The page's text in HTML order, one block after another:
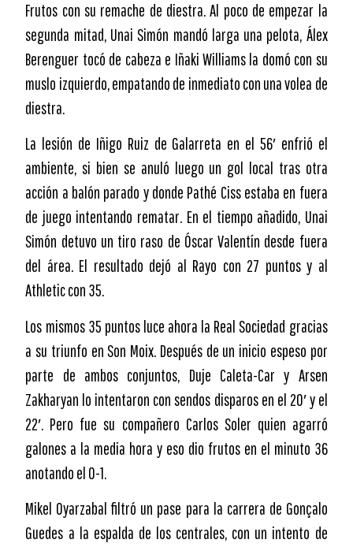
Frutos con su remache de diestra. Al poco de empezar la
segunda mitad, Unai Simón mandó larga una pelota, Álex
Berenguer tocó de cabeza e Iñaki Williams la domó con su
muslo izquierdo, empatando de inmediato con una volea de
diestra.
La lesión de Iñigo Ruiz de Galarreta en el 56′ enfrió el
ambiente, si bien se anuló luego un gol local tras otra
acción a balón parado y donde Pathé Ciss estaba en fuera
de juego intentando rematar. En el tiempo añadido, Unai
Simón detuvo un tiro raso de Óscar Valentín desde fuera
del área. El resultado dejó al Rayo con 27 puntos y al
Athletic con 35.
Los mismos 35 puntos luce ahora la Real Sociedad gracias
a su triunfo en Son Moix. Después de un inicio espeso por
parte de ambos conjuntos, Duje Caleta-Car y Arsen
Zakharyan lo intentaron con sendos disparos en el 20′ y el
22′. Pero fue su compañero Carlos Soler quien agarró
galones a la media hora y eso dio frutos en el minuto 36
anotando el 0-1.
Mikel Oyarzabal filtró un pase para la carrera de Gonçalo
Guedes a la espalda de los centrales, con un intento de